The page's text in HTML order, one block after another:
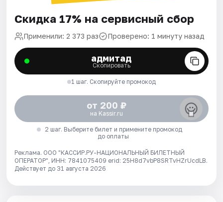
Скидка 17% на сервисный сбор
Применили: 2 373 раз Проверено: 1 минуту назад
адмитад
Скопировать
1 шаг. Скопируйте промокод
от 200 ₽
на Kassir.ru
2 шаг. Выберите билет и примените промокод
до оплаты
Реклама. ООО "КАССИР.РУ-НАЦИОНАЛЬНЫЙ БИЛЕТНЫЙ
ОПЕРАТОР", ИНН: 7841075409 erid: 25H8d7vbP8SRTvHZrUcdLB.
Действует до 31 августа 2026